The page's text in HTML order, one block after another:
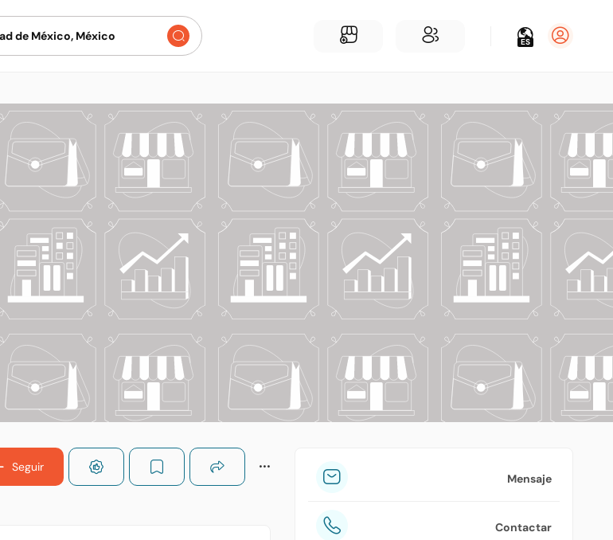
ES
Seguir
Mensaje
Contactar
Para Negocios
Añadir un negocio
Encuentre empresas cerca de ti
Comunidad
Encuentra personas cerca de ti
tuPlaza
Acerca de nosotros